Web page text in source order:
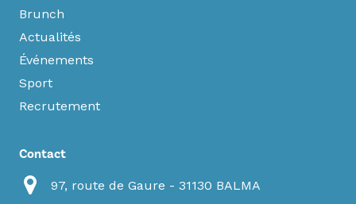
Brunch
Actualités
Événements
Sport
Recrutement
Contact
97, route de Gaure - 31130 BALMA